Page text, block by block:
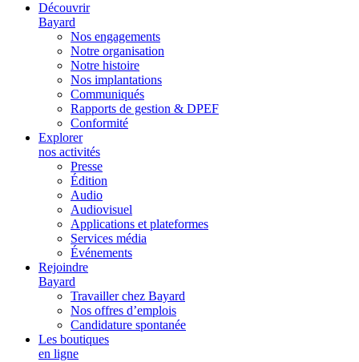
Découvrir
Bayard
Nos engagements
Notre organisation
Notre histoire
Nos implantations
Communiqués
Rapports de gestion & DPEF
Conformité
Explorer
nos activités
Presse
Édition
Audio
Audiovisuel
Applications et plateformes
Services média
Événements
Rejoindre
Bayard
Travailler chez Bayard
Nos offres d’emplois
Candidature spontanée
Les boutiques
en ligne